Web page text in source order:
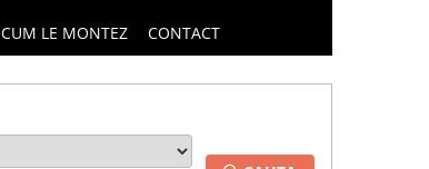
CUM LE MONTEZ CONTACT